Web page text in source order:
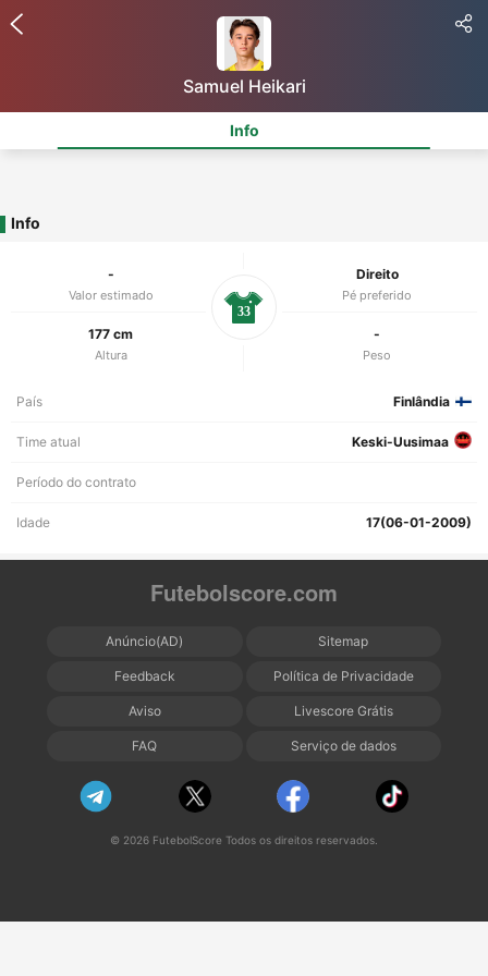
Samuel Heikari
Info
Info
-
Valor estimado
Direito
Pé preferido
177 cm
Altura
-
Peso
33
País Finlândia
Time atual Keski-Uusimaa
Período do contrato
Idade 17(06-01-2009)
Futebolscore.com
Anúncio(AD) Sitemap
Feedback Política de Privacidade
Aviso Livescore Grátis
FAQ Serviço de dados
© 2026 FutebolScore Todos os direitos reservados.